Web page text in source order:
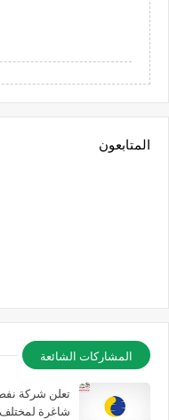
المتابعون
المشاركات الشائعة
تعلن شركة
شاغرة لمختلف